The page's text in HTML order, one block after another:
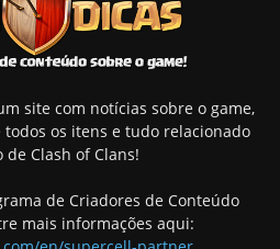
site com notícias sobre o game,
os itens e tudo relacionado
de Clash of Clans!
de Criadores de Conteúdo
mais informações aqui: